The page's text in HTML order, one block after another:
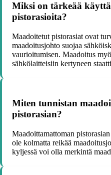
Miksi on tärkeää
pistorasioita?
Maadoitetut pistorasiat ovat
maadoitusjohto suojaa
vaurioitumisen. Maadoitus
sähkölaitteisiin kertyneen
Miten tunnistan
pistorasian?
Maadoittamattoman
ole kolmatta reikää
kyljessä voi olla merkintä